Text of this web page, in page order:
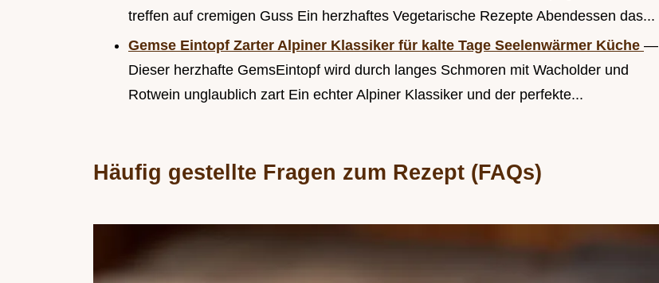
treffen auf cremigen Guss Ein herzhaftes Vegetarische Rezepte Abendessen das...
Gemse Eintopf Zarter Alpiner Klassiker für kalte Tage Seelenwärmer Küche —
Dieser herzhafte GemsEintopf wird durch langes Schmoren mit Wacholder und
Rotwein unglaublich zart Ein echter Alpiner Klassiker und der perfekte...
Häufig gestellte Fragen zum Rezept (FAQs)